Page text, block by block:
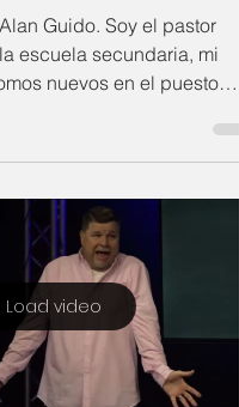
Guido. Soy el pastor
escuela secundaria, mi
nuevos en el puesto
Load video